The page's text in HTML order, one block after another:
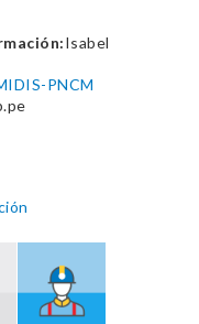
Isabel
PNCM